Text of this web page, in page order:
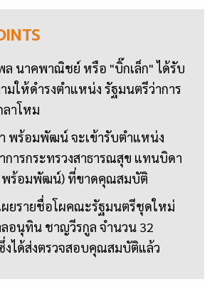
นาคพาณิชย์ หรือ "บิ๊กเล็ก" ได้รับ
มให้ดำรงตำแหน่ง รัฐมนตรีว่าการ
ลาโหม
พร้อมพัฒน์ จะเข้ารับตำแหน่ง
การกระทรวงสาธารณสุข แทนบิดา
พร้อมพัฒน์) ที่ขาดคุณสมบัติ
ผยรายชื่อโผคณะรัฐมนตรีชุดใหม่
ลอนุทิน ชาญวีรกูล จำนวน 32
งได้ส่งตรวจสอบคุณสมบัติแล้ว